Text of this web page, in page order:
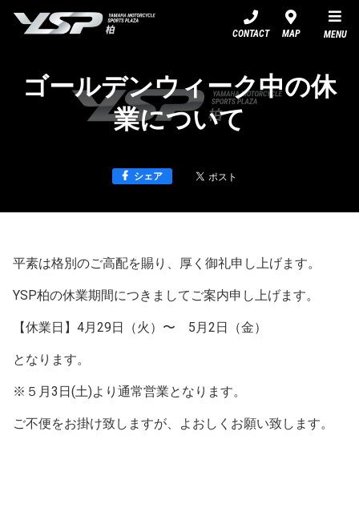
CONTACT MAP MENU
ゴールデンウィーク中の休
業について
シェア
平素は格別のご高配を賜り、厚く御礼申し上げます。
YSP柏の休業期間につきましてご案内申し上げます。
【休業日】4月29日（火）〜 5月2日（金）
となります。
※５月3日(土)より通常営業となります。
ご不便をお掛け致しますが、よおしくお願い致します。